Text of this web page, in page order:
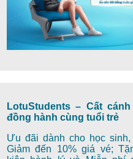
LotuStudents – Cất
đồng hành cùng tuổi trẻ
Ưu đãi dành cho học sinh,
Giảm đến 10% giá vé;